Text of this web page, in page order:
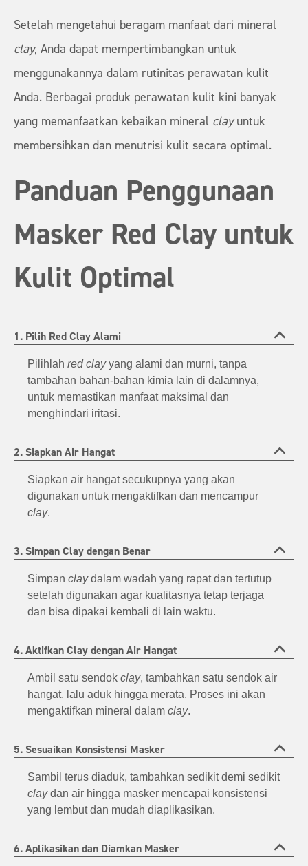
Setelah mengetahui beragam manfaat dari mineral
clay, Anda dapat mempertimbangkan untuk
menggunakannya dalam rutinitas perawatan kulit
Anda. Berbagai produk perawatan kulit kini banyak
yang memanfaatkan kebaikan mineral clayuntuk
membersihkan dan menutrisi kulit secara optimal.
Panduan Penggunaan
Masker Red Clay untuk
Kulit Optimal
1. Pilih Red Clay Alami
Pilihlah red clayyang alami dan murni, tanpa
tambahan bahan-bahan kimia lain di dalamnya,
untuk memastikan manfaat maksimal dan
menghindari iritasi.
2. Siapkan Air Hangat
Siapkan air hangat secukupnya yang akan
digunakan untuk mengaktifkan dan mencampur
clay.
3. Simpan Clay dengan Benar
Simpan claydalam wadah yang rapat dan tertutup
setelah digunakan agar kualitasnya tetap terjaga
dan bisa dipakai kembali di lain waktu.
4. Aktifkan Clay dengan Air Hangat
Ambil satu sendok clay, tambahkan satu sendok air
hangat, lalu aduk hingga merata. Proses ini akan
mengaktifkan mineral dalam clay.
5. Sesuaikan Konsistensi Masker
Sambil terus diaduk, tambahkan sedikit demi sedikit
claydan air hingga masker mencapai konsistensi
yang lembut dan mudah diaplikasikan.
6. Aplikasikan dan Diamkan Masker